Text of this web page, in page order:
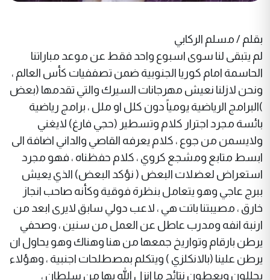
بقلم / مسلم الركابي
لم يتبقى لنا سوى اسبوع واحد فقط عن موعد مباراتنا
الحاسمة امام كوريا الجنوبية ضمن تصففيات كأس العالم ،
ونحن لازلنا نعيش مهرجانات السيرك والتي تقدمها (بعض
)البرامج الرياضية يومياً دون كلل او ملل ، برامج رياضية
بائسة مجرد اجترار كلام وتسطير (حجي فارغ) لايغني
ولايسمن من جوع ، كلام يعرفه القاصي والداني اضافة الى
ابسط متابع ومشجع كروي ، كلام حفظناه ، فهو مجرد
استعراض لعضلات البعض ( نؤكد البعض) الذي يعيش
ببرج عاجي وهو يتعامل بنظرة فوقية وكأنه صاحب انجاز
خارق ، مصيبتنا باتت هي ، لاعب دولي سابق لايرى ابعد من
ارنبة انفه ومدرب عاطل عن العمل من سنين ، وصحفي
يرطن بارقام وتواريخ جمعها من هنا وهناك وهو يحاول ان
يرطن علينا (بالانكلزي ) ويتكلم بمصطلحات اجنبية ، وهؤلاء
يحللون ويعطون نتائج ما انزل الله بها من سلطان ،